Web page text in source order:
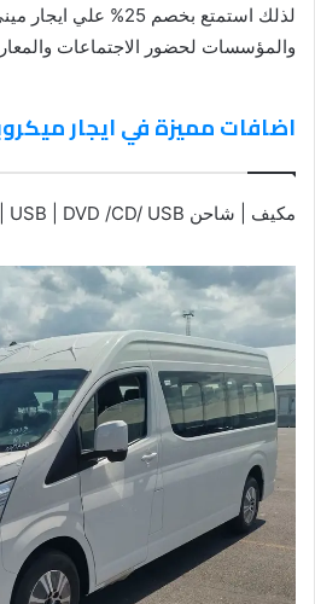
لذلك استمتع بخصم
والمؤسسات لحضور الاجتماعات
اضافات مميزة في ايجار ميكروباص
مكيف | شاحن USB | DVD /CD/ USB | شاشة عرض | GPS